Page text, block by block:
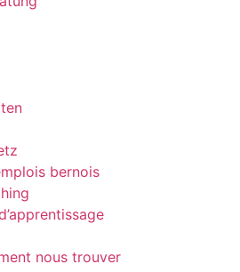
bernois
nous trouver